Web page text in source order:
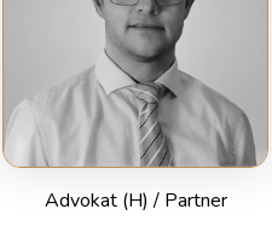
Advokat (H) / Partner